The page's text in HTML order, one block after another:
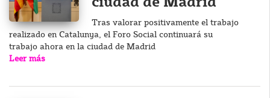
Tras valorar positivamente el trabajo
realizado en Catalunya, el Foro Social continuará su
trabajo ahora en la ciudad de Madrid
Leer más